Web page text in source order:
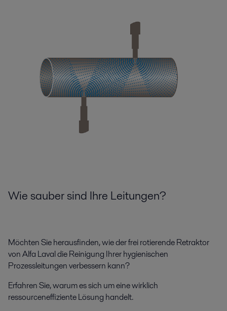
Wie sauber sind Ihre Leitungen?
Möchten Sie herausfinden, wie der frei rotierende Retraktor
von Alfa Laval die Reinigung Ihrer hygienischen
Prozessleitungen verbessern kann?
Erfahren Sie, warum es sich um eine wirklich
ressourceneffiziente Lösung handelt.